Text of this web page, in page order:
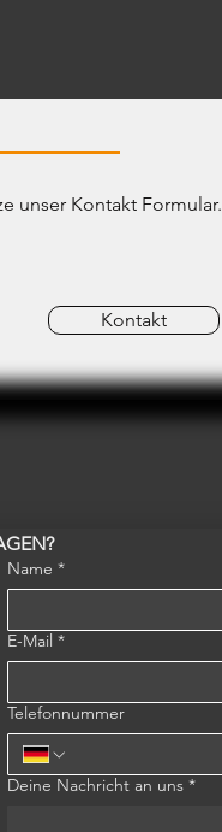
unser Kontakt Formular.
Kontakt
Name *
E-Mail *
Telefonnummer
Deine Nachricht an uns *